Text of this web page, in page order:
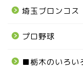
埼玉ブロンコス
プロ野球
■栃木のいろい